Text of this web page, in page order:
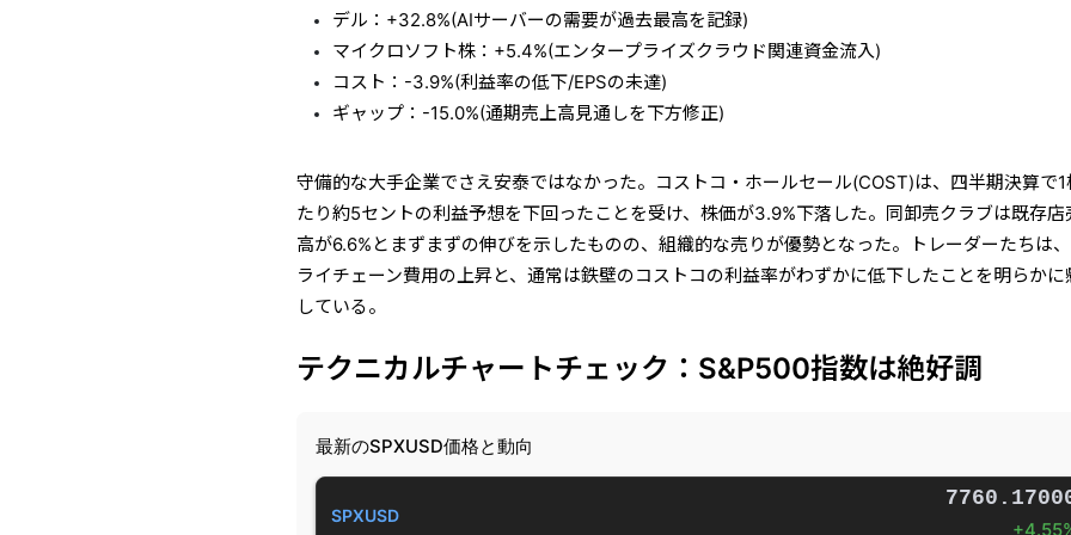
デル：+32.8%(AIサーバーの需要が過去最高を記録)
マイクロソフト株：+5.4%(エンタープライズクラウド関連資金流入)
コスト：-3.9%(利益率の低下/EPSの未達)
ギャップ：-15.0%(通期売上高見通しを下方修正)
守備的な大手企業でさえ安泰ではなかった。コストコ・ホールセール(COST)は、四半期決算で1
たり約5セントの利益予想を下回ったことを受け、株価が3.9%下落した。同卸売クラブは既存店
高が6.6%とまずまずの伸びを示したものの、組織的な売りが優勢となった。トレーダーたちは
ライチェーン費用の上昇と、通常は鉄壁のコストコの利益率がわずかに低下したことを明らかに
している。
テクニカルチャートチェック：S&P500指数は絶好調
最新のSPXUSD価格と動向
SPXUSD